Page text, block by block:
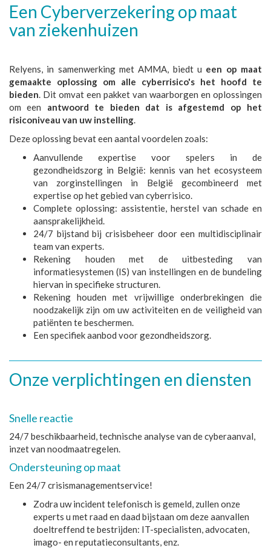
Een Cyberverzekering op maat
van ziekenhuizen
Relyens, in samenwerking met AMMA, biedt u een op maat
gemaakte oplossing om alle cyberrisico's het hoofd te
bieden. Dit omvat een pakket van waarborgen en oplossingen
om een antwoord te bieden dat is afgestemd op het
risiconiveau van uw instelling.
Deze oplossing bevat een aantal voordelen zoals:
Aanvullende expertise voor spelers in de
gezondheidszorg in België: kennis van het ecosysteem
van zorginstellingen in België gecombineerd met
expertise op het gebied van cyberrisico.
Complete oplossing: assistentie, herstel van schade en
aansprakelijkheid.
24/7 bijstand bij crisisbeheer door een multidisciplinair
team van experts.
Rekening houden met de uitbesteding van
informatiesystemen (IS) van instellingen en de bundeling
hiervan in specifieke structuren.
Rekening houden met vrijwillige onderbrekingen die
noodzakelijk zijn om uw activiteiten en de veiligheid van
patiënten te beschermen.
Een specifiek aanbod voor gezondheidszorg.
Onze verplichtingen en diensten
Snelle reactie
24/7 beschikbaarheid, technische analyse van de cyberaanval,
inzet van noodmaatregelen.
Ondersteuning op maat
Een 24/7 crisismanagementservice!
Zodra uw incident telefonisch is gemeld, zullen onze
experts u met raad en daad bijstaan om deze aanvallen
doeltreffend te bestrijden: IT-specialisten, advocaten,
imago- en reputatieconsultants, enz.